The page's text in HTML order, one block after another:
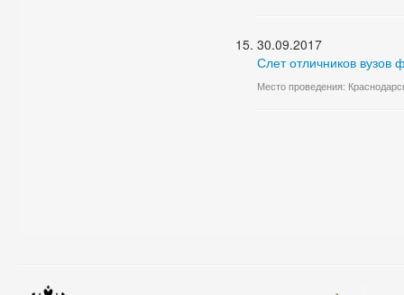
30.09.2017
Слет отличников вузов
Место проведения: